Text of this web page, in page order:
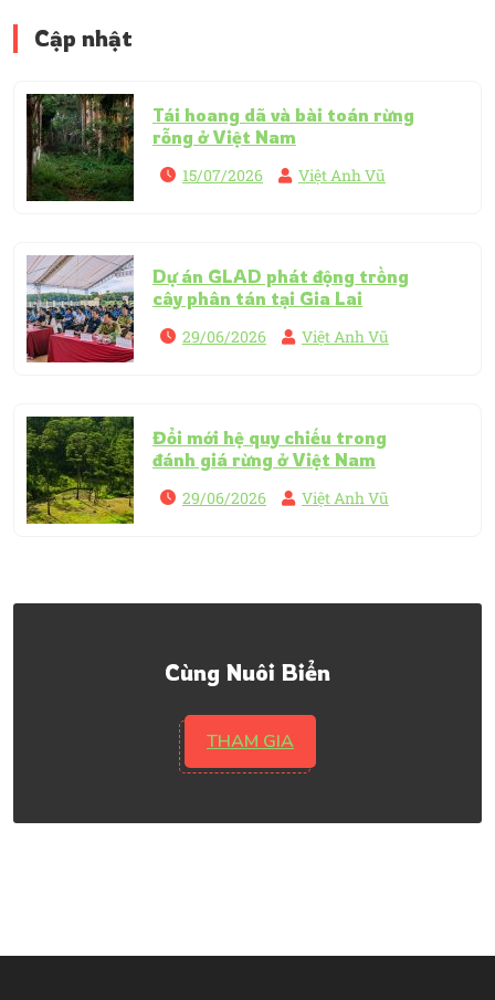
Cập nhật
Tái hoang dã và bài toán rừng
rỗng ở Việt Nam
15/07/2026 Việt Anh Vũ
Dự án GLAD phát động trồng
cây phân tán tại Gia Lai
29/06/2026 Việt Anh Vũ
Đổi mới hệ quy chiếu trong
đánh giá rừng ở Việt Nam
29/06/2026 Việt Anh Vũ
Cùng Nuôi Biển
THAM GIA